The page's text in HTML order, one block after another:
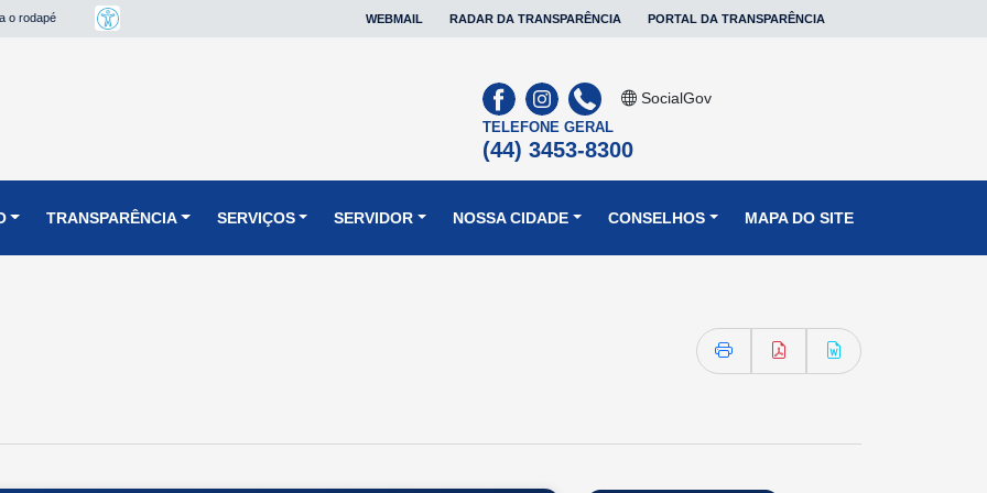
o rodapé WEBMAIL RADAR DA TRANSPARÊNCIA PORTAL DA TRANSPARÊNCIA
SocialGov
TELEFONE GERAL
(44) 3453-8300
TRANSPARÊNCIA SERVIÇOS SERVIDOR NOSSA CIDADE CONSELHOS MAPA DO SITE